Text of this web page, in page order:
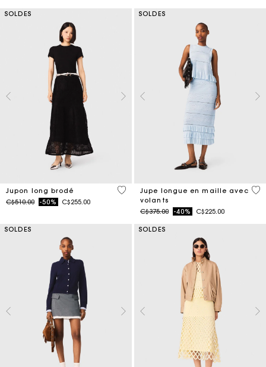
SOLDES
Jupon long brodé
Price reduced from
C$510.00to-50% C$255.00
5 out of 5 Customer Rating
SOLDES
Jupe longue en maille avec
volants
Price reduced from
C$375.00to-40% C$225.00
4,1
SOLDES SOLDES